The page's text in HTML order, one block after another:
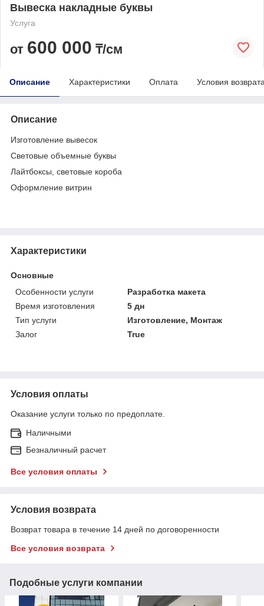
Вывеска накладные буквы
Услуга
от 600 000 ₸/см
Описание Характеристики Оплата Условия
Описание
Изготовление вывесок
Световые объемные буквы
Лайтбоксы, световые короба
Оформление витрин
Характеристики
Основные
Особенности услуги
Разработка макета
Время изготовления
5 дн
Тип услуги
Изготовление, Монтаж
Залог
True
Условия оплаты
Оказание услуги только по предоплате.
Наличными
Безналичный расчет
Все условия оплаты
Условия возврата
Возврат товара в течение 14 дней по договоренности
Все условия возврата
Подобные услуги компании